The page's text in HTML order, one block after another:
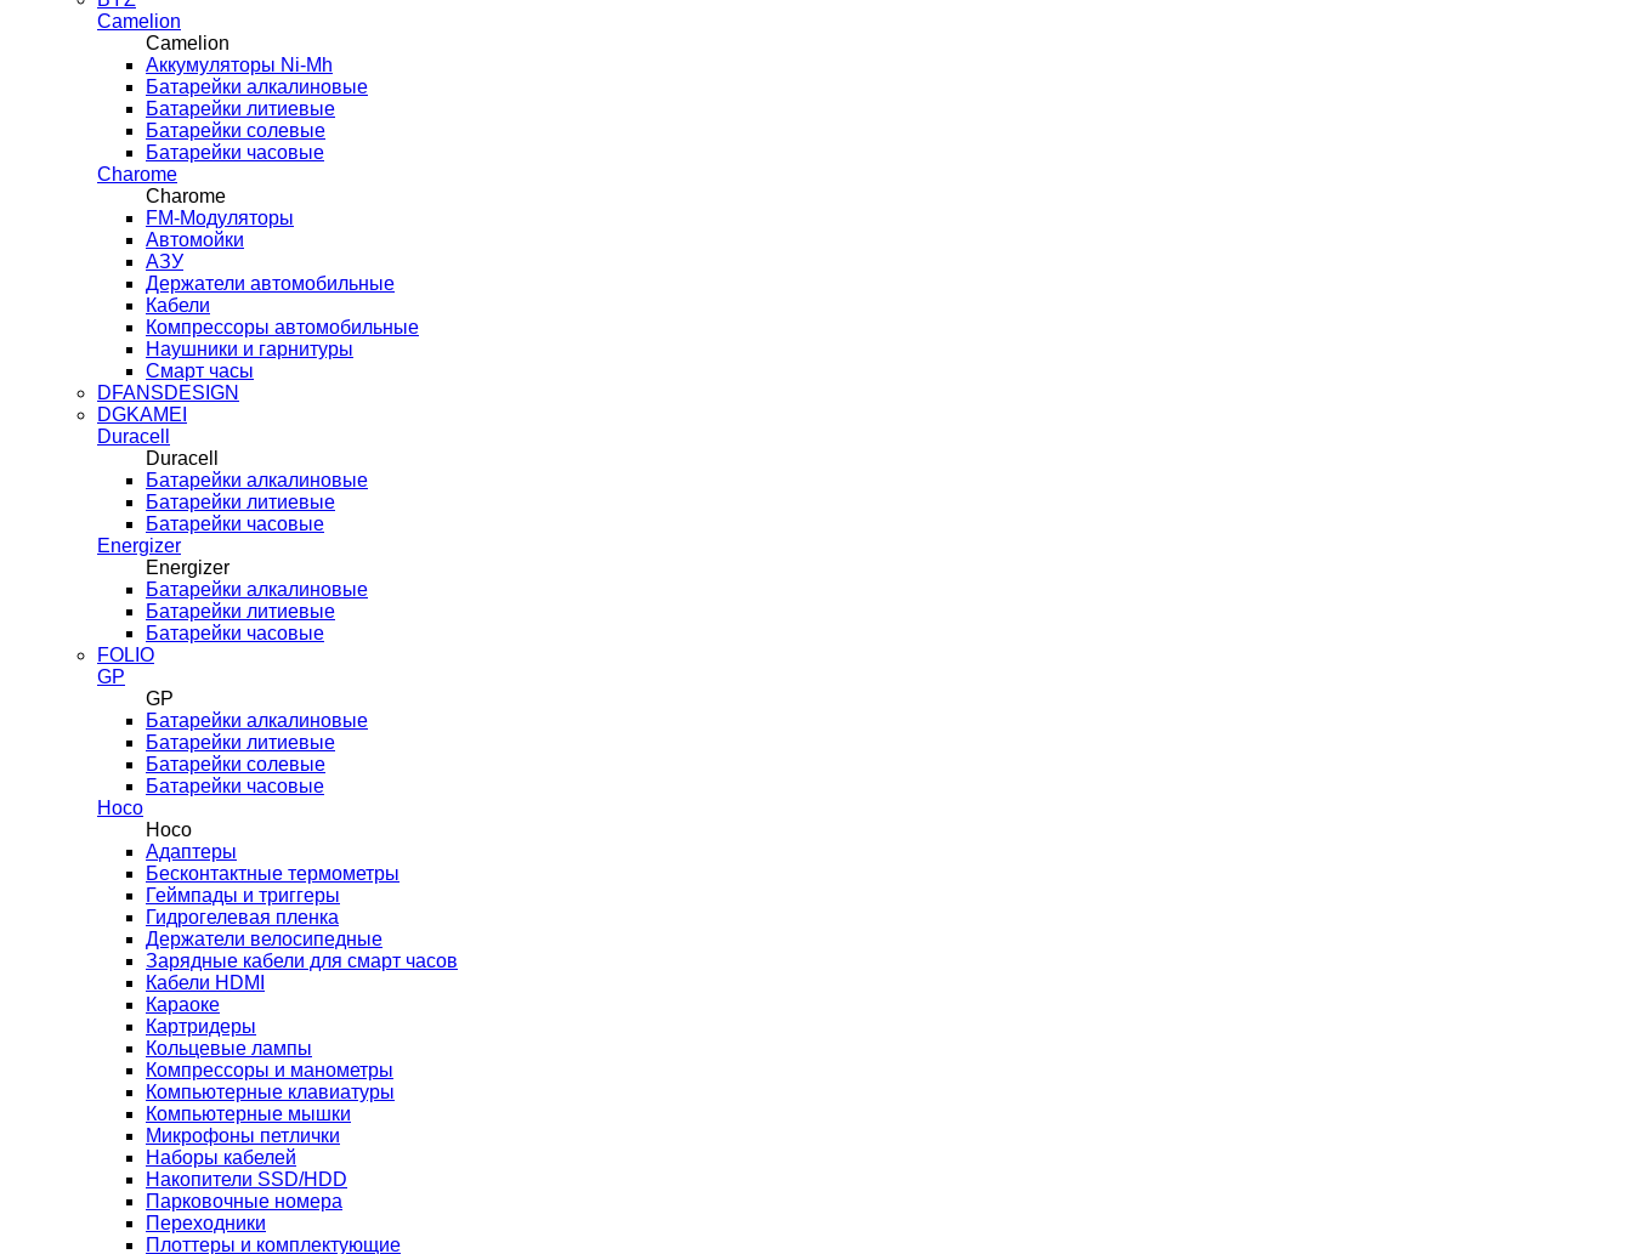
Camelion
Camelion
Аккумуляторы Ni-Mh
Батарейки алкалиновые
Батарейки литиевые
Батарейки солевые
Батарейки часовые
Charome
Charome
FM-Модуляторы
Автомойки
АЗУ
Держатели автомобильные
Кабели
Компрессоры автомобильные
Наушники и гарнитуры
Смарт часы
DFANSDESIGN
DGKAMEI
Duracell
Duracell
Батарейки алкалиновые
Батарейки литиевые
Батарейки часовые
Energizer
Energizer
Батарейки алкалиновые
Батарейки литиевые
Батарейки часовые
FOLIO
GP
GP
Батарейки алкалиновые
Батарейки литиевые
Батарейки солевые
Батарейки часовые
Hoco
Hoco
Адаптеры
Бесконтактные термометры
Геймпады и триггеры
Гидрогелевая пленка
Держатели велосипедные
Зарядные кабели для смарт часов
Кабели HDMI
Караоке
Картридеры
Кольцевые лампы
Компрессоры и манометры
Компьютерные клавиатуры
Компьютерные мышки
Микрофоны петлички
Наборы кабелей
Накопители SSD/HDD
Парковочные номера
Переходники
Плоттеры и комплектующие